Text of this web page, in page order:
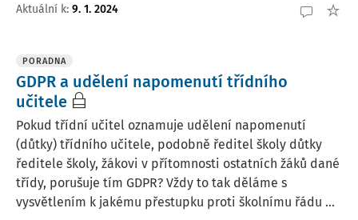
Aktuální k: 9. 1. 2024
PORADNA
GDPR a udělení napomenutí třídního
učitele
Pokud třídní učitel oznamuje udělení napomenutí
(důtky) třídního učitele, podobně ředitel školy důtky
ředitele školy, žákovi v přítomnosti ostatních žáků dané
třídy, porušuje tím GDPR? Vždy to tak děláme s
vysvětlením k jakému přestupku proti školnímu řádu ...